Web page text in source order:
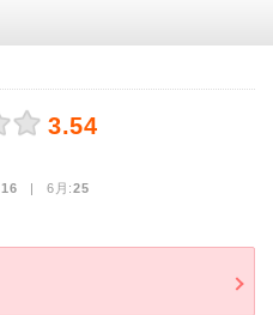
3.54
16 | 6月:25